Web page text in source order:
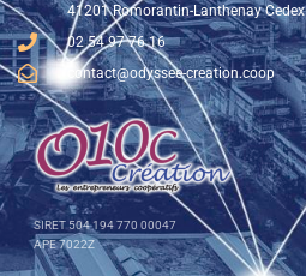
SIRET 504 194 770 00047
APE 7022Z
41201 Romorantin-Lanthenay Cedex
02 54 97 76 16
contact@odyssee-creation.coop